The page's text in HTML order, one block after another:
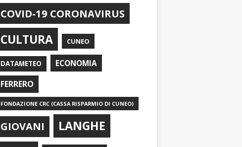
COVID-19 CORONAVIRUS
CULTURA CUNEO
DATAMETEO ECONOMIA
FERRERO
FONDAZIONE CRC (CASSA RISPARMIO DI CUNEO)
GIOVANI LANGHE